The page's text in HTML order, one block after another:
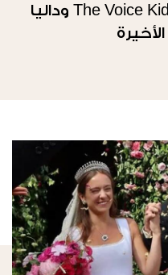
لمى قيس تفوز بلقب The Voice Kids وداليا